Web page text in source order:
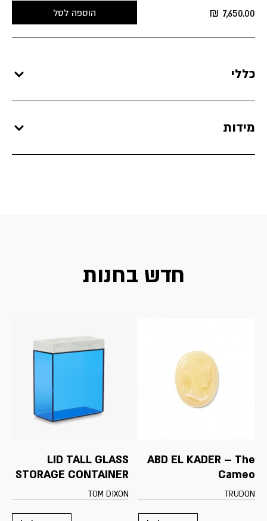
הוספה לסל 7,650.00
₪
כללי
מידות
חדש בחנות
ABD EL KADER – The
Cameo
TRUDON
LID TALL GLASS
STORAGE CONTAINER
TOM DIXON